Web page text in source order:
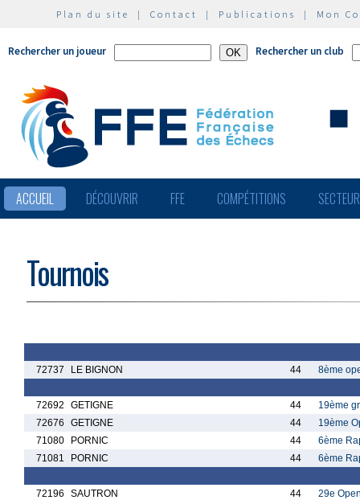
Plan du site | Contact | Publications | Mon
Rechercher un joueur Rechercher un club
ACCUEIL DÉCOUVRIR FFE COMPÉTITIONS
Tournois
72737 LE BIGNON 44 8ème
72692 GETIGNE 44
19ème
72676
GETIGNE 44
19ème
71080
PORNIC 44
6ème
71081
PORNIC 44 6ème
72196 SAUTRON 44
29e